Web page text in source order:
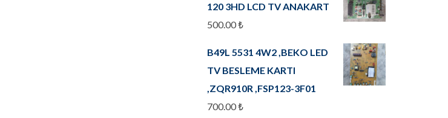
120 3HD LCD TV ANAKART
500.00₺
B49L 5531 4W2 ,BEKO LED
TV BESLEME KARTI
,ZQR910R ,FSP123-3F01
700.00₺